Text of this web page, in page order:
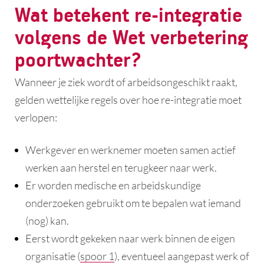
Wat betekent re-integratie
volgens de Wet verbetering
poortwachter?
Wanneer je ziek wordt of arbeidsongeschikt raakt,
gelden wettelijke regels over hoe re-integratie moet
verlopen:
Werkgever en werknemer moeten samen actief
werken aan herstel en terugkeer naar werk.
Er worden medische en arbeidskundige
onderzoeken gebruikt om te bepalen wat iemand
(nog) kan.
Eerst wordt gekeken naar werk binnen de eigen
organisatie (spoor 1), eventueel aangepast werk of